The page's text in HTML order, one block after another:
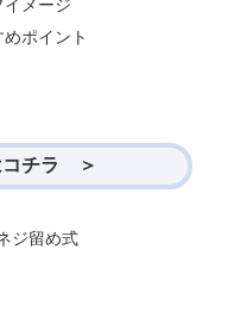
コチラ ＞